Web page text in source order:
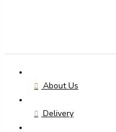
About Us
Delivery